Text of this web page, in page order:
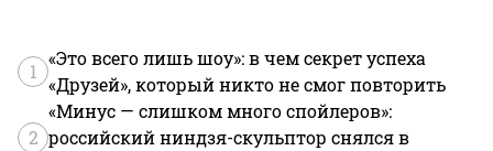
1
«Это всего лишь шоу»: в чем секрет успеха
«Друзей», который никто не смог повторить
2
«Минус — слишком много спойлеров»:
российский ниндзя-скульптор снялся в